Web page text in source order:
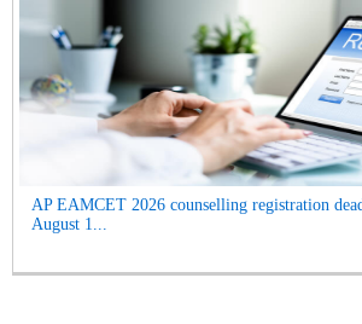
AP EAMCET 2026 counselling registration
August 1...